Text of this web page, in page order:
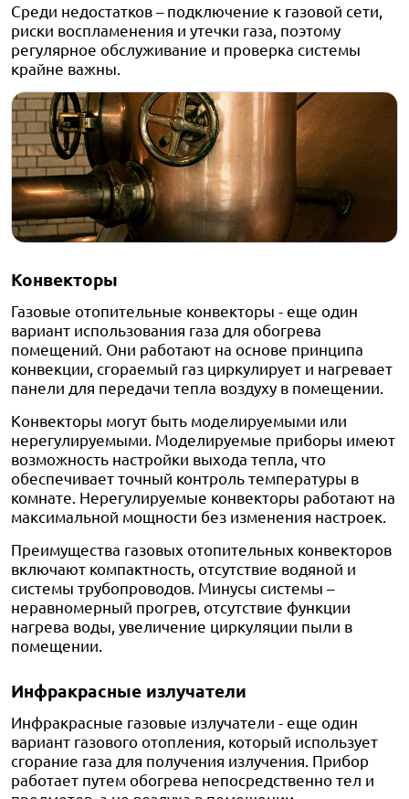
Среди недостатков – подключение к газовой сети,
риски воспламенения и утечки газа, поэтому
регулярное обслуживание и проверка системы
крайне важны.
Конвекторы
Газовые отопительные конвекторы - еще один
вариант использования газа для обогрева
помещений. Они работают на основе принципа
конвекции, сгораемый газ циркулирует и нагревает
панели для передачи тепла воздуху в помещении.
Конвекторы могут быть моделируемыми или
нерегулируемыми. Моделируемые приборы имеют
возможность настройки выхода тепла, что
обеспечивает точный контроль температуры в
комнате. Нерегулируемые конвекторы работают на
максимальной мощности без изменения настроек.
Преимущества газовых отопительных конвекторов
включают компактность, отсутствие водяной и
системы трубопроводов. Минусы системы –
неравномерный прогрев, отсутствие функции
нагрева воды, увеличение циркуляции пыли в
помещении.
Инфракрасные излучатели
Инфракрасные газовые излучатели - еще один
вариант газового отопления, который использует
сгорание газа для получения излучения. Прибор
работает путем обогрева непосредственно тел и